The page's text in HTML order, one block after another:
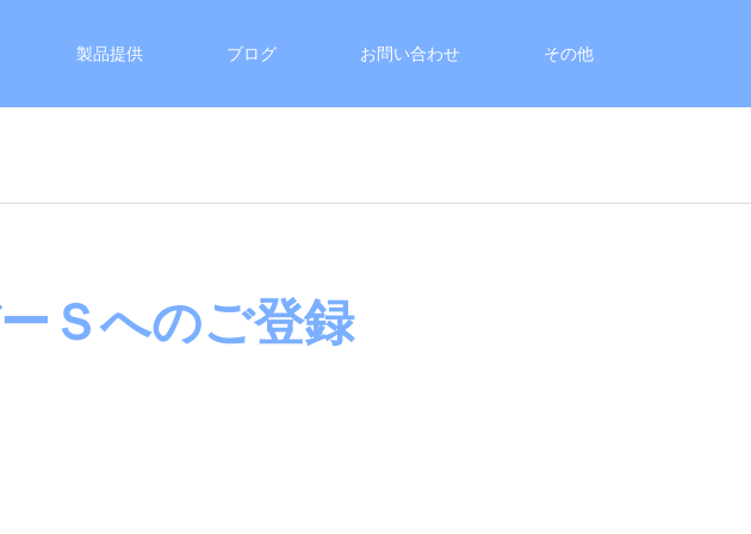
製品提供 ブログ お問い合わせ その他
Ｓへのご登録